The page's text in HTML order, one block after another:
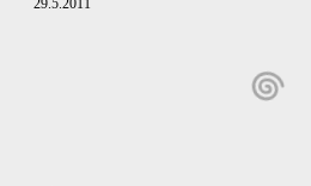
29.5.2011